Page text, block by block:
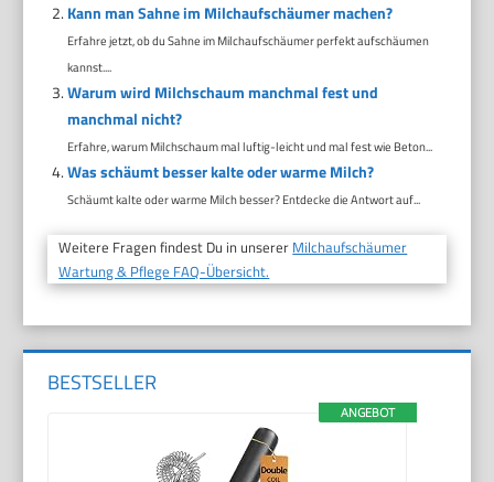
Kann man Sahne im Milchaufschäumer machen?
Erfahre jetzt, ob du Sahne im Milchaufschäumer perfekt aufschäumen
kannst....
Warum wird Milchschaum manchmal fest und
manchmal nicht?
Erfahre, warum Milchschaum mal luftig-leicht und mal fest wie Beton...
Was schäumt besser kalte oder warme Milch?
Schäumt kalte oder warme Milch besser? Entdecke die Antwort auf...
Weitere Fragen findest Du in unserer Milchaufschäumer
Wartung & Pflege FAQ-Übersicht.
BESTSELLER
ANGEBOT